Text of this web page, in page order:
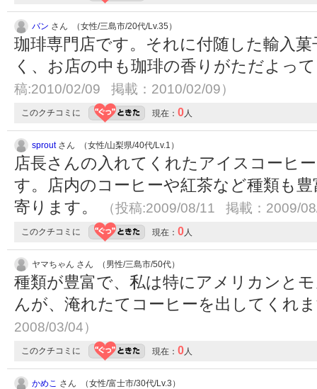
バン さん （女性/三島市/20代/Lv.35）
珈琲専門店です。それに付随した輸入
く、お店の中も珈琲の香りがただよっ
稿:2010/02/09 掲載：2010/02/09）
このクチコミに 現在： 0人
sproutさん （女性/山梨県/40代/Lv.1）
店長さんの入れてくれたアイスコーヒ
す。店内のコーヒーや紅茶など種類も
寄ります。
（投稿:2009/08/11 掲載：2009/
このクチコミに 現在： 0人
ヤマちゃん さん （男性/三島市/50代）
種類が豊富で、私は特にアメリカンと
んが、淹れたてコーヒーを出してくれ
2008/03/04）
このクチコミに 現在： 0人
かめこ さん （女性/富士市/30代/Lv.3）